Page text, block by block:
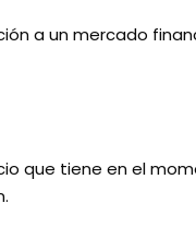
a un mercado
que tiene en el